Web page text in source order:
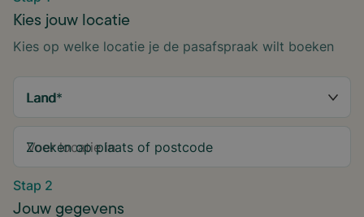
Kies jouw locatie
Kies op welke locatie je de pasafspraak wilt boeken
Land*
Zoeken op plaats of postcode
Stap 2
Jouw gegevens